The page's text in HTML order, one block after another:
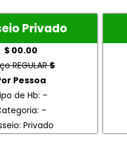
Privado
$ 00.00
REGULAR$
Pessoa
de Hb: –
–
Privado